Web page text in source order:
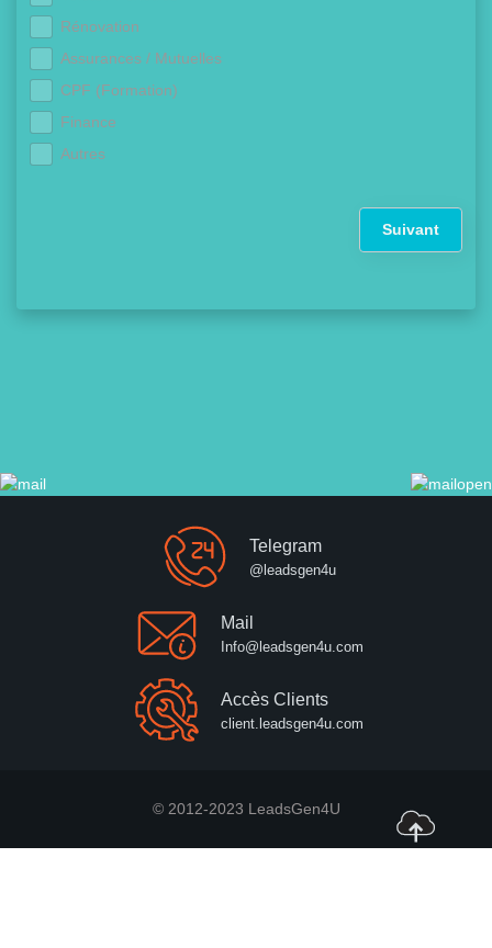
Rénovation
Assurances / Mutuelles
CPF (Formation)
Finance
Autres
Suivant
Telegram
@leadsgen4u
Mail
Info@leadsgen4u.com
Accès Clients
client.leadsgen4u.com
© 2012-2023 LeadsGen4U